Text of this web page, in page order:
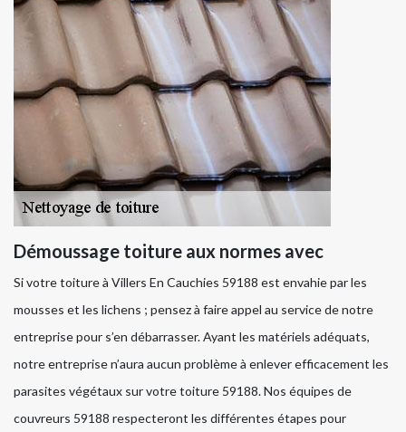
Démoussage toiture aux normes avec
Si votre toiture à Villers En Cauchies 59188 est envahie par les
mousses et les lichens ; pensez à faire appel au service de notre
entreprise pour s’en débarrasser. Ayant les matériels adéquats,
notre entreprise n’aura aucun problème à enlever efficacement les
parasites végétaux sur votre toiture 59188. Nos équipes de
couvreurs 59188 respecteront les différentes étapes pour